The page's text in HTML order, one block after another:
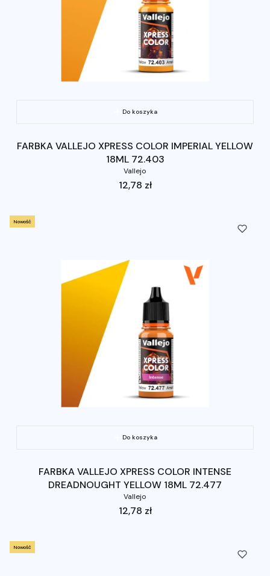
Do koszyka
FARBKA VALLEJO XPRESS COLOR IMPERIAL YELLOW
18ML 72.403
Vallejo
Cena
12,78 zł
Nowość
Do koszyka
FARBKA VALLEJO XPRESS COLOR INTENSE
DREADNOUGHT YELLOW 18ML 72.477
Vallejo
Cena
12,78 zł
Nowość